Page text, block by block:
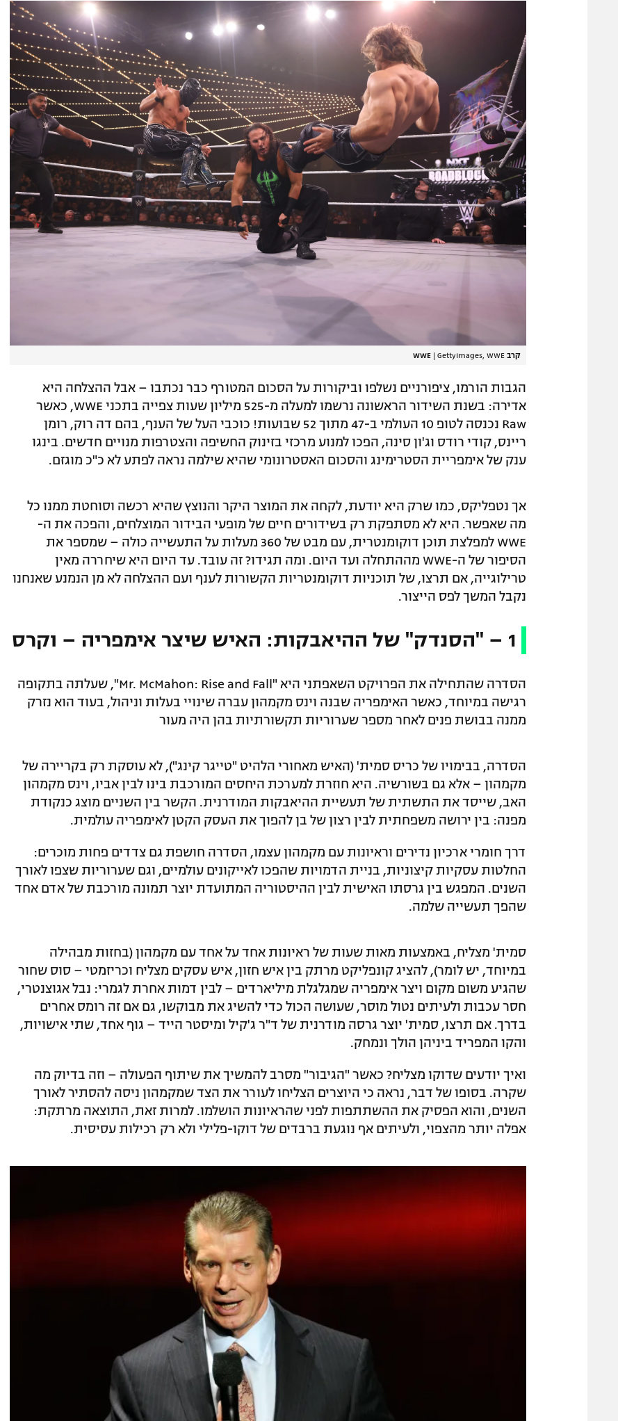
קרב WWE | GettyImages, WWE
הגבות הורמו, ציפורניים נשלפו וביקורות על הסכום המטורף כבר נכתבו – אבל ההצלחה היא
אדירה: בשנת השידור הראשונה נרשמו למעלה מ-525 מיליון שעות צפייה בתכני WWE, כאשר
Raw נכנסה לטופ 10 העולמי ב-47 מתוך 52 שבועות! כוכבי העל של הענף, בהם דה רוק, רומן
ריינס, קודי רודס וג'ון סינה, הפכו למנוע מרכזי בזינוק החשיפה והצטרפות מנויים חדשים. בינגו
ענק של אימפריית הסטרימינג והסכום האסטרונומי שהיא שילמה נראה לפתע לא כ"כ מוגזם.
אך נטפליקס, כמו שרק היא יודעת, לקחה את המוצר היקר והנוצץ שהיא רכשה וסוחטת ממנו כל
מה שאפשר. היא לא מסתפקת רק בשידורים חיים של מופעי הבידור המוצלחים, והפכה את ה-
WWE למפלצת תוכן דוקומנטרית, עם מבט של 360 מעלות על התעשייה כולה – שמספר את
הסיפור של ה-WWE מההתחלה ועד היום. ומה תגידו? זה עובד. עד היום היא שיחררה מאין
טרילוגייה, אם תרצו, של תוכניות דוקומנטריות הקשורות לענף ועם ההצלחה לא מן הנמנע שאנחנו
נקבל המשך לפס הייצור.
1 – "הסנדק" של ההיאבקות: האיש שיצר אימפריה – וקרס
הסדרה שהתחילה את הפרויקט השאפתני היא "Mr. McMahon: Rise and Fall", שעלתה בתקופה
רגישה במיוחד, כאשר האימפריה שבנה וינס מקמהון עברה שינויי בעלות וניהול, בעוד הוא נזרק
ממנה בבושת פנים לאחר מספר שערוריות תקשורתיות בהן היה מעור
הסדרה, בבימויו של כריס סמית' (האיש מאחורי הלהיט "טייגר קינג"), לא עוסקת רק בקריירה של
מקמהון – אלא גם בשורשיה. היא חוזרת למערכת היחסים המורכבת בינו לבין אביו, וינס מקמהון
האב, שייסד את התשתית של תעשיית ההיאבקות המודרנית. הקשר בין השניים מוצג כנקודת
מפנה: בין ירושה משפחתית לבין רצון של בן להפוך את העסק הקטן לאימפריה עולמית.
דרך חומרי ארכיון נדירים וראיונות עם מקמהון עצמו, הסדרה חושפת גם צדדים פחות מוכרים:
החלטות עסקיות קיצוניות, בניית הדמויות שהפכו לאייקונים עולמיים, וגם שערוריות שצפו לאורך
השנים. המפגש בין גרסתו האישית לבין ההיסטוריה המתועדת יוצר תמונה מורכבת של אדם אחד
שהפך תעשייה שלמה.
סמית' מצליח, באמצעות מאות שעות של ראיונות אחד על אחד עם מקמהון (בחזות מבהילה
במיוחד, יש לומר), להציג קונפליקט מרתק בין איש חזון, איש עסקים מצליח וכריזמטי – סוס שחור
שהגיע משום מקום ויצר אימפריה שמגלגלת מיליארדים – לבין דמות אחרת לגמרי: נבל אגוצנטרי,
חסר עכבות ולעיתים נטול מוסר, שעושה הכול כדי להשיג את מבוקשו, גם אם זה רומס אחרים
בדרך. אם תרצו, סמית' יוצר גרסה מודרנית של ד"ר ג'קיל ומיסטר הייד – גוף אחד, שתי אישויות,
והקו המפריד ביניהן הולך ונמחק.
ואיך יודעים שדוקו מצליח? כאשר "הגיבור" מסרב להמשיך את שיתוף הפעולה – וזה בדיוק מה
שקרה. בסופו של דבר, נראה כי היוצרים הצליחו לעורר את הצד שמקמהון ניסה להסתיר לאורך
השנים, והוא הפסיק את ההשתתפות לפני שהראיונות הושלמו. למרות זאת, התוצאה מרתקת:
אפלה יותר מהצפוי, ולעיתים אף נוגעת ברבדים של דוקו-פלילי ולא רק רכילות עסיסית.